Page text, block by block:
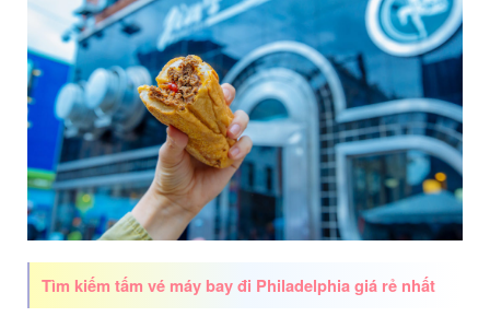
Tìm kiếm tấm vé máy bay đi Philadelphia giá rẻ nhất